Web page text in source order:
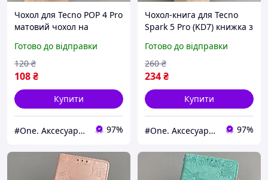
Чохол для Tecno POP 4 Pro
матовий чохол на
чорний tpb
Готово до відправки
108₴
120 ₴
Купити
#One. Аксесуари до смартфонів 97%
Чохол-книга для Tecno
Spark 5 Pro (KD7) книжка з
на техно спарк 5 про
бірюзова art
Готово до відправки
234₴
260 ₴
Купити
#One. Аксесуари до смартфонів 97%